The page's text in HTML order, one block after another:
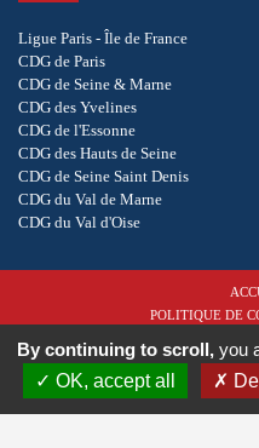
Ligue Paris - Île de France
CDG de Paris
CDG de Seine & Marne
CDG des Yvelines
CDG de l'Essonne
CDG des Hauts de Seine
CDG de Seine Saint Denis
CDG du Val de Marne
CDG du Val d'Oise
POLITIQUE DE
Copyright © 2026 - CD de Golf du Val
By continuing to scroll, you
OK, accept all